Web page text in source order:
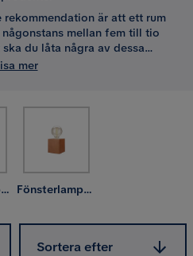
är att ett rum
mellan fem till tio
du låta några av dessa
Hos oss på Trendrum hittar
att de pryder sin plats även när
det till en billig peng!
mer
Fönsterlampa hängande Fönsterlampa på fot
Sortera efter